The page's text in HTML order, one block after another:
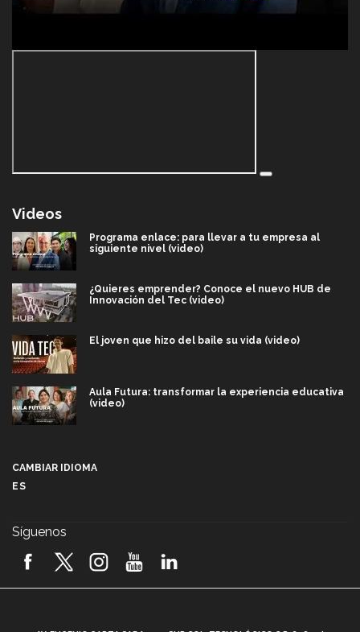
Videos
Programa enlace: para llevar a tu empresa al
siguiente nivel (video)
¿Quieres emprender? Conoce el nuevo HUB de
Innovación del Tec (video)
El joven que hizo del baile su vida (video)
Aula Futura: transformar la experiencia educativa
(video)
2026! (video)
CAMBIAR IDIOMA
ES
Síguenos